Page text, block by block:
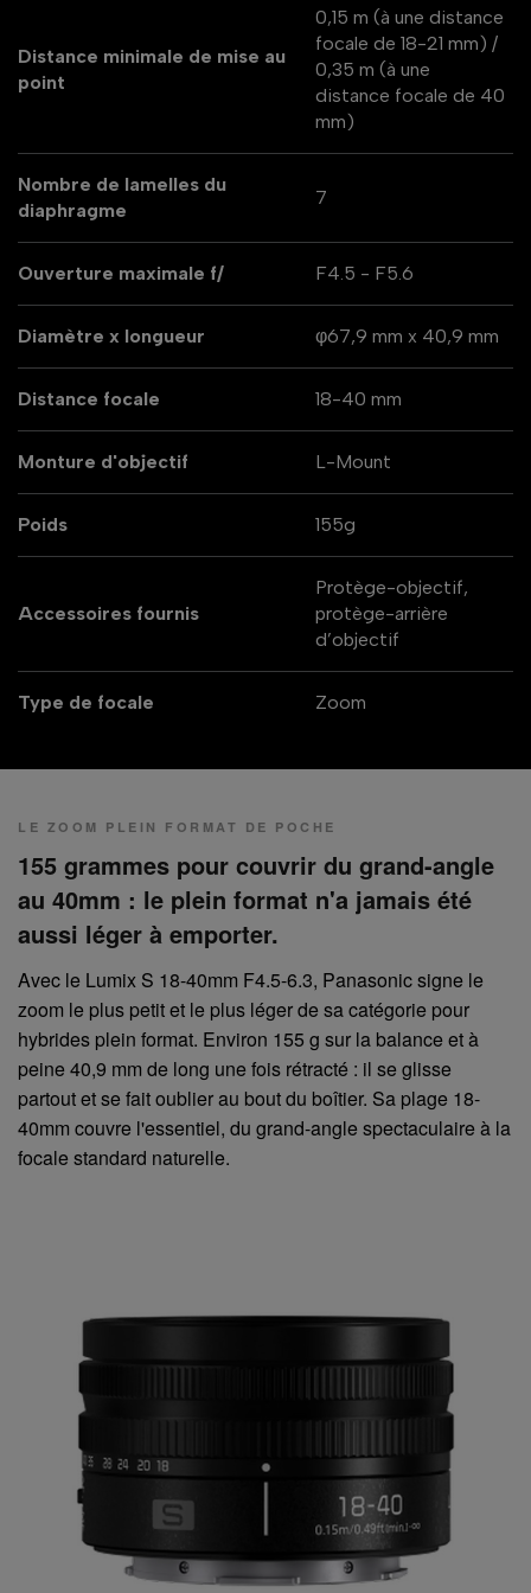
Distance minimale de mise au
point
0,15 m (à une distance
focale de 18-21 mm) /
0,35 m (à une
distance focale de 40
mm)
Nombre de lamelles du
diaphragme
7
Ouverture maximale f/ F4.5 - F5.6
Diamètre x longueur φ67,9 mm x 40,9 mm
Distance focale 18-40 mm
Monture d'objectif L-Mount
Poids 155g
Accessoires fournis
Protège-objectif,
protège-arrière
d’objectif
Type de focale Zoom
LE ZOOM PLEIN FORMAT DE POCHE
155 grammes pour couvrir du grand-angle
au 40mm : le plein format n'a jamais été
aussi léger à emporter.
Avec le Lumix S 18-40mm F4.5-6.3, Panasonic signe le
zoom le plus petit et le plus léger de sa catégorie pour
hybrides plein format. Environ 155 g sur la balance et à
peine 40,9 mm de long une fois rétracté : il se glisse
partout et se fait oublier au bout du boîtier. Sa plage 18-
40mm couvre l'essentiel, du grand-angle spectaculaire à la
focale standard naturelle.